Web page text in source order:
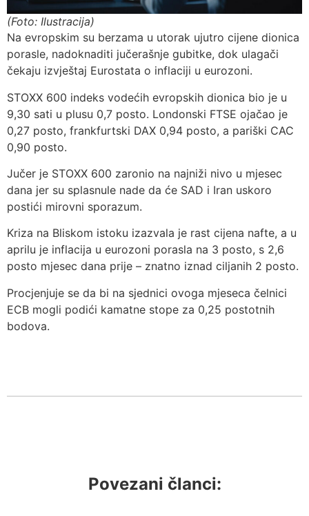
(Foto: Ilustracija)
Na evropskim su berzama u utorak ujutro cijene dionica
porasle, nadoknaditi jučerašnje gubitke, dok ulagači
čekaju izvještaj Eurostata o inflaciji u eurozoni.
STOXX 600 indeks vodećih evropskih dionica bio je u
9,30 sati u plusu 0,7 posto. Londonski FTSE ojačao je
0,27 posto, frankfurtski DAX 0,94 posto, a pariški CAC
0,90 posto.
Jučer je STOXX 600 zaronio na najniži nivo u mjesec
dana jer su splasnule nade da će SAD i Iran uskoro
postići mirovni sporazum.
Kriza na Bliskom istoku izazvala je rast cijena nafte, a u
aprilu je inflacija u eurozoni porasla na 3 posto, s 2,6
posto mjesec dana prije – znatno iznad ciljanih 2 posto.
Procjenjuje se da bi na sjednici ovoga mjeseca čelnici
ECB mogli podići kamatne stope za 0,25 postotnih
bodova.
Povezani članci: